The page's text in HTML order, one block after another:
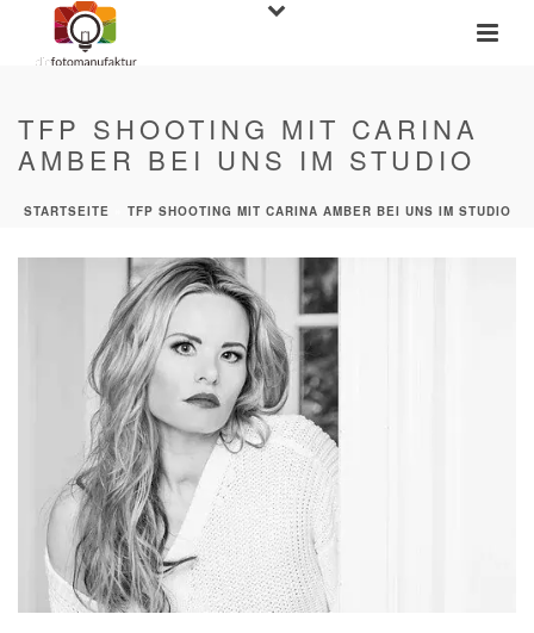
TFP SHOOTING MIT CARINA
AMBER BEI UNS IM STUDIO
STARTSEITE TFP SHOOTING MIT CARINA AMBER BEI UNS IM STUDIO